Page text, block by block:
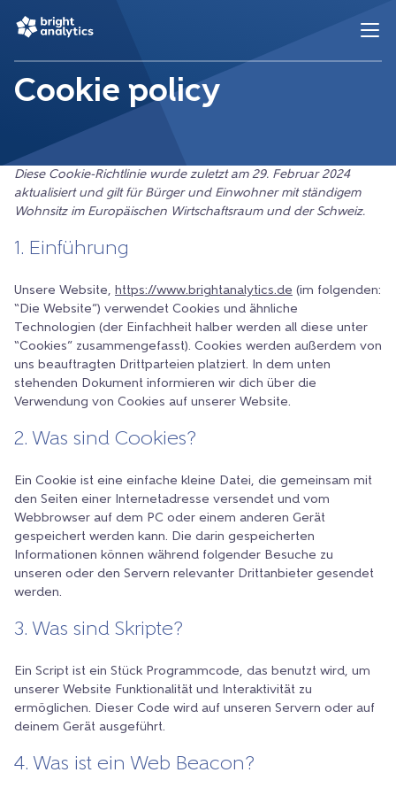
Cookie policy
Diese Cookie-Richtlinie wurde zuletzt am 29. Februar 2024
aktualisiert und gilt für Bürger und Einwohner mit ständigem
Wohnsitz im Europäischen Wirtschaftsraum und der Schweiz.
1. Einführung
Unsere Website, https://www.brightanalytics.de (im folgenden:
“Die Website”) verwendet Cookies und ähnliche
Technologien (der Einfachheit halber werden all diese unter
“Cookies” zusammengefasst). Cookies werden außerdem von
uns beauftragten Drittparteien platziert. In dem unten
stehenden Dokument informieren wir dich über die
Verwendung von Cookies auf unserer Website.
2. Was sind Cookies?
Ein Cookie ist eine einfache kleine Datei, die gemeinsam mit
den Seiten einer Internetadresse versendet und vom
Webbrowser auf dem PC oder einem anderen Gerät
gespeichert werden kann. Die darin gespeicherten
Informationen können während folgender Besuche zu
unseren oder den Servern relevanter Drittanbieter gesendet
werden.
3. Was sind Skripte?
Ein Script ist ein Stück Programmcode, das benutzt wird, um
unserer Website Funktionalität und Interaktivität zu
ermöglichen. Dieser Code wird auf unseren Servern oder auf
deinem Gerät ausgeführt.
4. Was ist ein Web Beacon?